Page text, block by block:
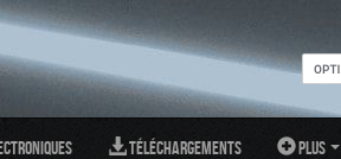
Téléchargements Plus